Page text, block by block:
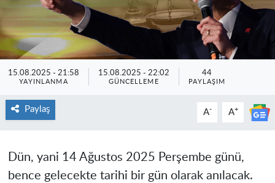
15.08.2025 - 21:58
YAYINLANMA
15.08.2025 - 22:02
GÜNCELLEME
44
PAYLAŞIM
Paylaş A- A+
Dün, yani 14 Ağustos 2025 Perşembe günü,
bence gelecekte tarihi bir gün olarak anılacak.